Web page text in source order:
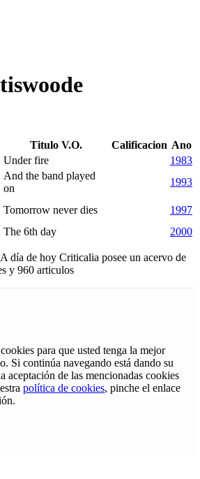
Titulo V.O. Calificacion Ano
Under fire
1983
And the band played
on
1993
Tomorrow never dies
1997
The 6th day 2000
A día de hoy Criticalia posee un acervo de
y 960 articulos
para que usted tenga la mejor
Si continúa navegando está dando su
aceptación de las mencionadas cookies
política de cookies, pinche el enlace